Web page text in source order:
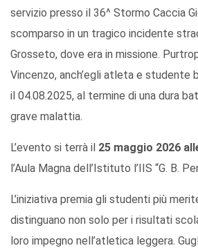
servizio presso il 36^ Stormo Caccia
scomparso in un tragico incidente
Grosseto, dove era in missione.
Vincenzo, anch’egli atleta e studente
il 04.08.2025, al termine di una dura
grave malattia.
L’evento si terrà il 25 maggio 2026
l’Aula Magna dell’Istituto l’IIS “G. B.
L’iniziativa premia gli studenti più
distinguano non solo per i risultati
loro impegno nell’atletica leggera.